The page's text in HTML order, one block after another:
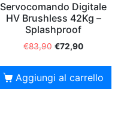
Servocomando Digitale
HV Brushless 42Kg –
Splashproof
€83,90 €72,90
Aggiungi al carrello